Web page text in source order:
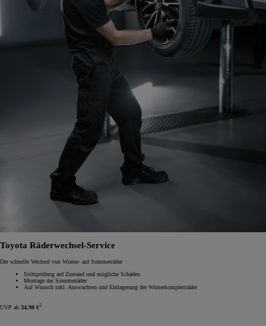
Toyota Räderwechsel-Service
Der schnelle Wechsel von Winter- auf Sommerräder
Sichtprüfung auf Zustand und mögliche Schäden
Montage der Sommerräder
Auf Wunsch inkl. Auswuchten und Einlagerung der Winterkompletträder
UVP ab 34,90 €2